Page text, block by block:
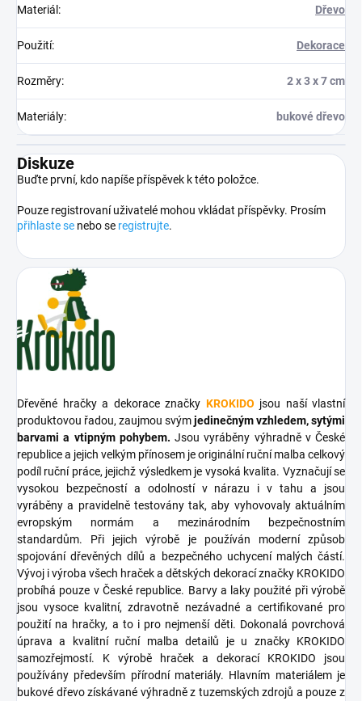
Materiál : Dřevo
Použití: Dekorace
Rozměry: 2 x 3 x 7 cm
Materiály: bukové dřevo
Diskuze
Buďte první, kdo napíše příspěvek k této položce.
Pouze registrovaní uživatelé mohou vkládat příspěvky. Prosím
přihlaste se nebo se registrujte.
Dřevěné hračky a dekorace značky KROKIDO jsou naší vlastní
produktovou řadou, zaujmou svýmjedinečným vzhledem, sytými
barvami a vtipným pohybem. Jsou vyráběny výhradně v České
republice a jejich velkým přínosem je originální ruční malba celkový
podíl ruční práce, jejichž výsledkem je vysoká kvalita. Vyznačují se
vysokou bezpečností a odolností v nárazu i v tahu a jsou
vyráběny a pravidelně testovány tak, aby vyhovovaly aktuálním
evropským normám a mezinárodním bezpečnostním
standardům. Při jejich výrobě je používán moderní způsob
spojování dřevěných dílů a bezpečného uchycení malých částí.
Vývoj i výroba všech hraček a dětských dekorací značky KROKIDO
probíhá pouze v České republice. Barvy a laky použité při výrobě
jsou vysoce kvalitní, zdravotně nezávadné a certifikované pro
použití na hračky, a to i pro nejmenší děti. Dokonalá povrchová
úprava a kvalitní ruční malba detailů je u značky KROKIDO
samozřejmostí. K výrobě hraček a dekorací KROKIDO jsou
používány především přírodní materiály. Hlavním materiálem je
bukové dřevo získávané výhradně z tuzemských zdrojů a pouze z